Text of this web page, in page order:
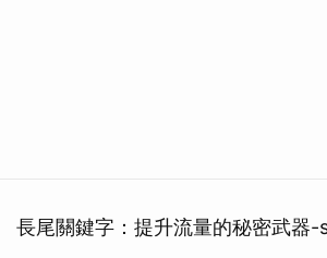
長尾關鍵字：提升流量的秘密武器-